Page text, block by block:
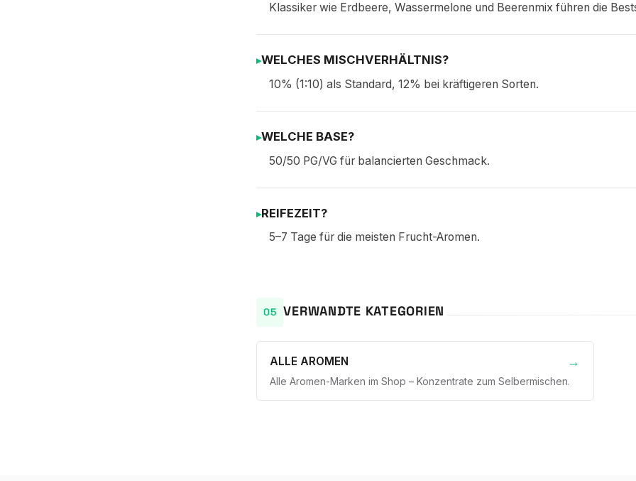
Klassiker wie Erdbeere, Wassermelone und Beerenmix führen die
WELCHES MISCHVERHÄLTNIS?
10% (1:10) als Standard, 12% bei kräftigeren Sorten.
WELCHE BASE?
50/50 PG/VG für balancierten Geschmack.
REIFEZEIT?
5–7 Tage für die meisten Frucht-Aromen.
VERWANDTE KATEGORIEN
ALLE AROMEN
Alle Aromen-Marken im Shop – Konzentrate zum Selbermischen.